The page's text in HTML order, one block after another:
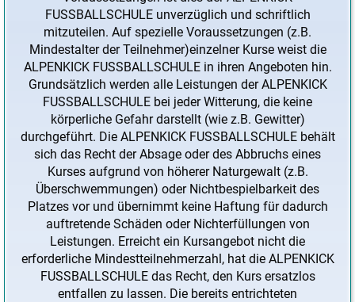
FUSSBALLSCHULE unverzüglich und schriftlich
mitzuteilen. Auf spezielle Voraussetzungen (z.B.
Mindestalter der Teilnehmer)einzelner Kurse weist die
ALPENKICK FUSSBALLSCHULE in ihren Angeboten hin.
Grundsätzlich werden alle Leistungen der ALPENKICK
FUSSBALLSCHULE bei jeder Witterung, die keine
körperliche Gefahr darstellt (wie z.B. Gewitter)
durchgeführt. Die ALPENKICK FUSSBALLSCHULE behält
sich das Recht der Absage oder des Abbruchs eines
Kurses aufgrund von höherer Naturgewalt (z.B.
Überschwemmungen) oder Nichtbespielbarkeit des
Platzes vor und übernimmt keine Haftung für dadurch
auftretende Schäden oder Nichterfüllungen von
Leistungen. Erreicht ein Kursangebot nicht die
erforderliche Mindestteilnehmerzahl, hat die ALPENKICK
FUSSBALLSCHULE das Recht, den Kurs ersatzlos
entfallen zu lassen. Die bereits entrichteten